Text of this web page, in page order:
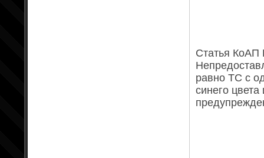
Статья КоАП
равно ТС с
синего